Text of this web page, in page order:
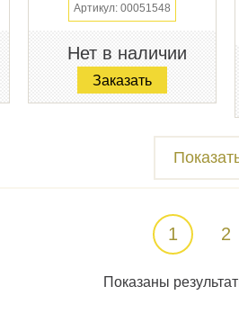
Артикул: 00051548
Нет в наличии
Заказать
1 2
Показаны